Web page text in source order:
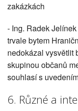
zakázkách
- Ing. Radek
trvale bytem
nedokázal vysvětlit
skupinou občanů
souhlasí s
6. Různé a